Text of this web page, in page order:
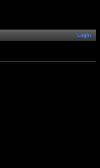
Login